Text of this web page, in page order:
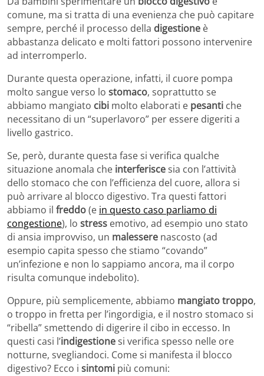
comune, ma si tratta di una evenienza che può capitare
sempre, perché il processo della digestione è
abbastanza delicato e molti fattori possono intervenire
ad interromperlo.
Durante questa operazione, infatti, il cuore pompa
molto sangue verso lo stomaco, soprattutto se
abbiamo mangiato cibi molto elaborati e pesanti che
necessitano di un “superlavoro” per essere digeriti a
livello gastrico.
Se, però, durante questa fase si verifica qualche
situazione anomala che interferiscesia con l’attività
dello stomaco che con l’efficienza del cuore, allora si
può arrivare al blocco digestivo. Tra questi fattori
abbiamo il freddo(e in questo caso parliamo di
congestione), lo stress emotivo, ad esempio uno stato
di ansia improvviso, un malessere nascosto (ad
esempio capita spesso che stiamo “covando”
un’infezione e non lo sappiamo ancora, ma il corpo
risulta comunque indebolito).
Oppure, più semplicemente, abbiamo mangiato troppo,
o troppo in fretta per l’ingordigia, e il nostro stomaco si
“ribella” smettendo di digerire il cibo in eccesso. In
questi casi l’indigestionesi verifica spesso nelle ore
notturne, svegliandoci. Come si manifesta il blocco
digestivo? Ecco i sintomi più comuni: